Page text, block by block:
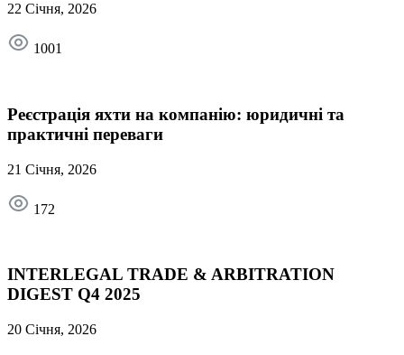
22 Січня, 2026
1001
Реєстрація яхти на компанію: юридичні та
практичні переваги
21 Січня, 2026
172
INTERLEGAL TRADE & ARBITRATION
DIGEST Q4 2025
20 Січня, 2026